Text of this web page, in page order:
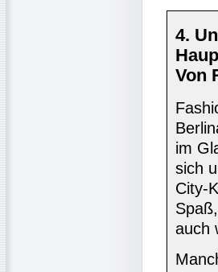
4.
Von
im
sich
City-
auch